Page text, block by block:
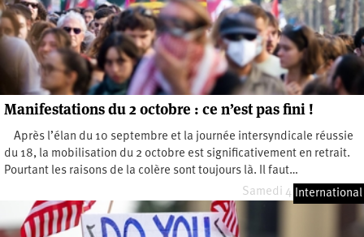
Manifestations du 2 octobre : ce n’est pas fini !
Après l’élan du 10 septembre et la journée intersyndicale réussie
du 18, la mobilisation du 2 octobre est significativement en retrait.
Pourtant les raisons de la colère sont toujours là. Il faut…
Samedi 4 octobre 2025
International